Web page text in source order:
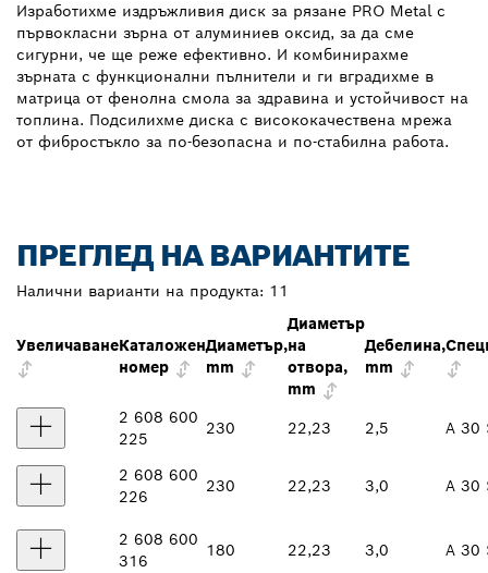
Изработихме издръжливия диск за рязане PRO Metal с
първокласни зърна от алуминиев оксид, за да сме
сигурни, че ще реже ефективно. И комбинирахме
зърната с функционални пълнители и ги вградихме в
матрица от фенолна смола за здравина и устойчивост на
топлина. Подсилихме диска с висококачествена мрежа
от фибростъкло за по-безопасна и по-стабилна работа.
ПРЕГЛЕД НА ВАРИАНТИТЕ
Налични варианти на продукта: 11
УвеличаванеКаталожен
номер
Диаметър,
mm
Диаметър
на
отвора,
mm
Дебелина,
mm
2 608 600
225
230 22,23 2,5 A 30
2 608 600
226
230 22,23 3,0 A 30
2 608 600
316
180 22,23 3,0 A 30